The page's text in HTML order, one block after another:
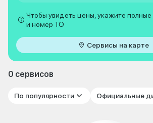
Чтобы увидеть цены, укажите
и номер ТО
Сервисы на карте
0 сервисов
По популярности Официальные